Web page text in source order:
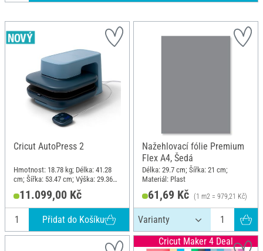
Cricut AutoPress 2
Hmotnost: 18.78 kg; Délka: 41.28
cm; Šířka: 53.47 cm; Výška: 29.36
cm; Materiál: Plast
11.099,00 Kč
Přidat do Košíku
Nažehlovací fólie Premium
Flex A4, Šedá
Délka: 29.7 cm; Šířka: 21 cm;
Materiál: Plast
61,69 Kč (1 m2 = 979,21 Kč)
Cricut Maker 4 Deal